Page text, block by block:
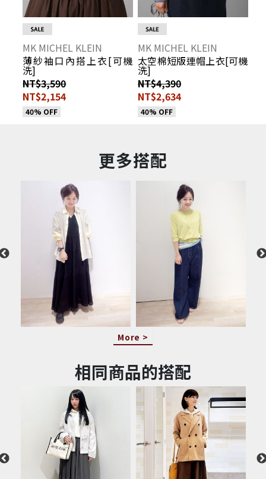
MK MICHEL KLEIN
薄紗袖口內搭上衣[可機
洗]
NT$3,590
NT$2,154
40% OFF
MK MICHEL KLEIN
太空棉短版連帽上衣[可機
洗]
NT$4,390
NT$2,634
40% OFF
更多搭配
More >
相同商品的搭配